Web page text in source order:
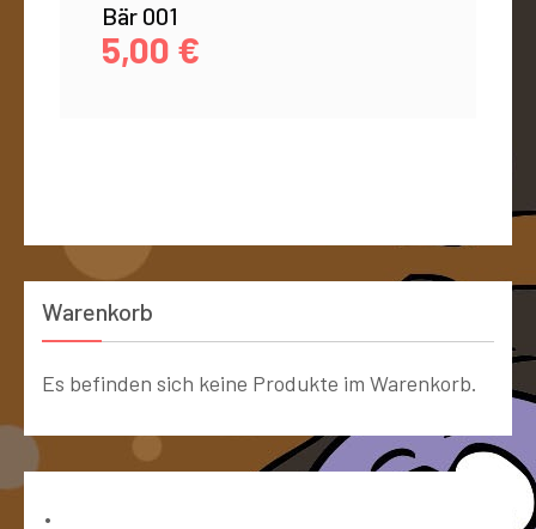
Bär 001
5,00 €
Warenkorb
Es befinden sich keine Produkte im Warenkorb.